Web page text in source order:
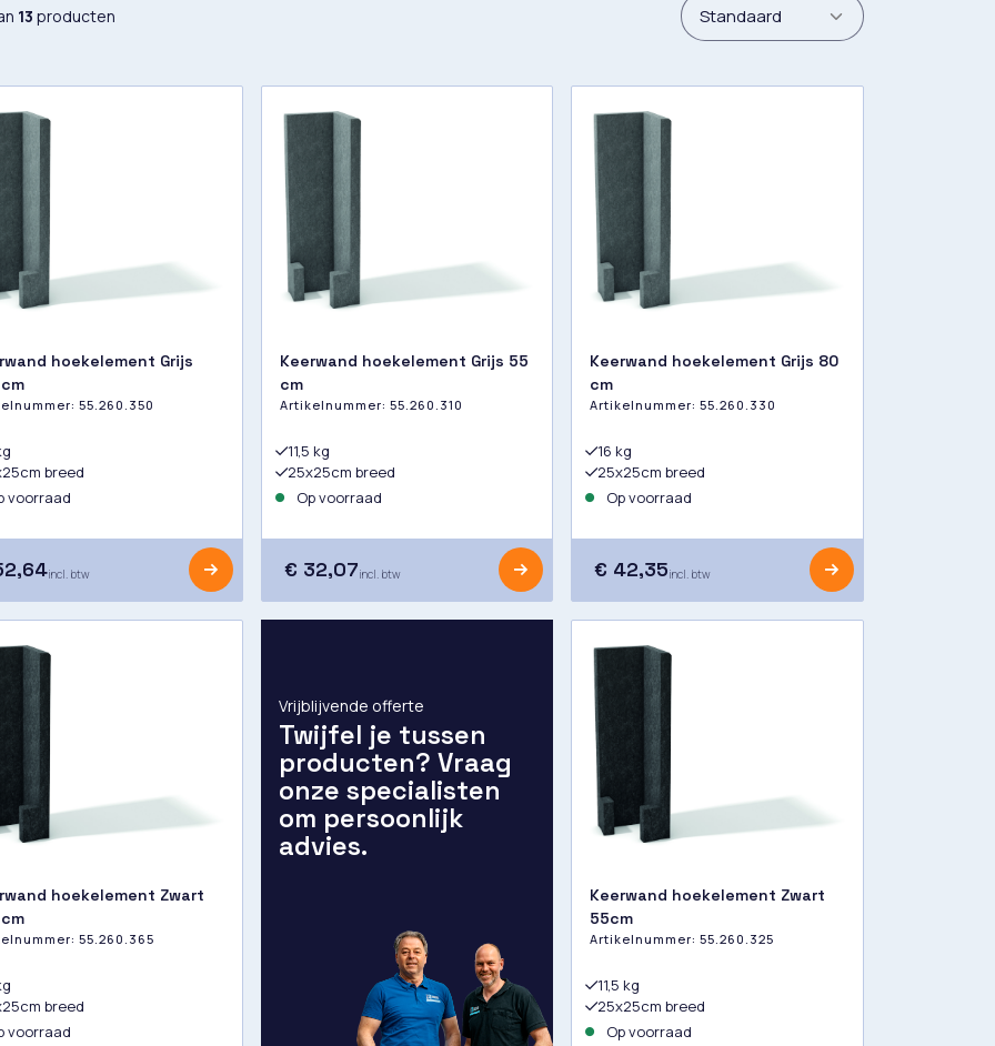
13 producten
hoekelement Grijs
55.260.350
breed
voorraad
incl. btw
Keerwand hoekelement Grijs 55
cm
Artikelnummer: 55.260.310
11,5 kg
25x25cm breed
Op voorraad
€ 32,07incl. btw
Keerwand hoekelement Grijs 80
cm
Artikelnummer:55.260.330
16 kg
25x25cm breed
Op voorraad
€ 42,35incl. btw
hoekelement Zwart
55.260.365
breed
voorraad
Vrijblijvende offerte
Twijfel je tussen
producten? Vraag
onze specialisten
om persoonlijk
advies.
Keerwand hoekelement Zwart
55cm
Artikelnummer:55.260.325
11,5 kg
25x25cm breed
Op voorraad